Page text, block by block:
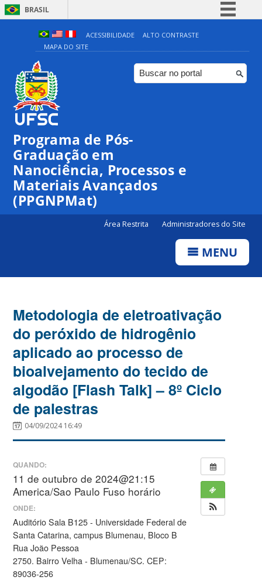
BRASIL
Simplifique!
Comunica BR
Participe
ACESSIBILIDADE
ALTO CONTRASTE
MAPA DO SITE
Programa de Pós-
Graduação em
Nanociência, Processos e
Materiais Avançados
(PPGNPMat)
Área Restrita Administradores do Site
MENU
Metodologia de eletroativação
do peróxido de hidrogênio
aplicado ao processo de
bioalvejamento do tecido de
algodão [Flash Talk] – 8º Ciclo
de palestras
04/09/2024 16:49
QUANDO:
11 de outubro de 2024@21:15
America/Sao Paulo Fuso horário
ONDE:
Auditório Sala B125 - Universidade Federal de
Santa Catarina, campus Blumenau, Bloco B
Rua João Pessoa
2750. Bairro Velha - Blumenau/SC. CEP:
89036-256